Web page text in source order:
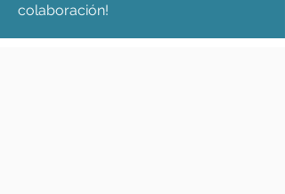
colaboración!